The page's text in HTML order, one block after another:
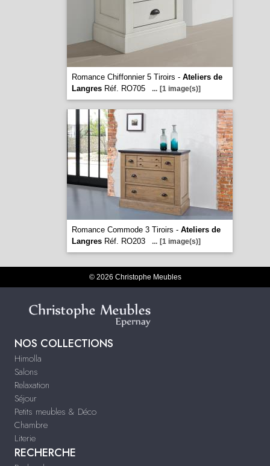
Romance Chiffonnier 5 Tiroirs - Ateliers de
LangresRéf. RO705 ... [1 image(s)]
Romance Commode 3 Tiroirs - Ateliers de
LangresRéf. RO203 ... [1 image(s)]
© 2026 Christophe Meubles
NOS COLLECTIONS
Himolla
Salons
Relaxation
Séjour
Petits meubles & Déco
Chambre
Literie
RECHERCHE